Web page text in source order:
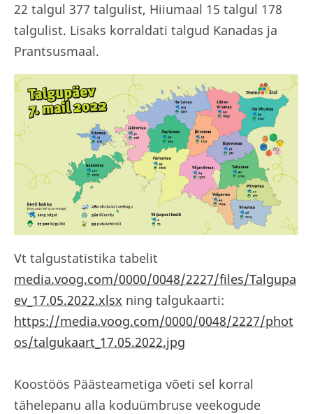
22 talgul 377 talgulist, Hiiumaal 15 talgul 178
talgulist. Lisaks korraldati talgud Kanadas ja
Prantsusmaal.
Vt talgustatistika tabelit
media.voog.com/0000/0048/2227/files/Talgupa
ev_17.05.2022.xlsx ning talgukaarti:
https://media.voog.com/0000/0048/2227/phot
os/talgukaart_17.05.2022.jpg
Koostöös Päästeametiga võeti sel korral
tähelepanu alla koduümbruse veekogude